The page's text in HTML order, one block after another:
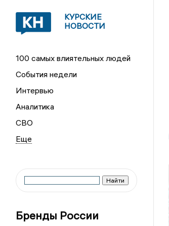
КУРСКИЕ
НОВОСТИ
100 самых влиятельных людей
События недели
Интервью
Аналитика
СВО
Бренды России